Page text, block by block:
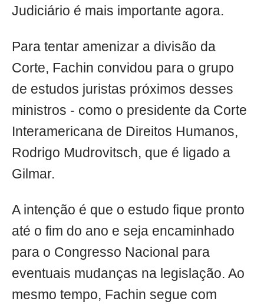
Judiciário é mais importante agora.
Para tentar amenizar a divisão da
Corte, Fachin convidou para o grupo
de estudos juristas próximos desses
ministros - como o presidente da Corte
Interamericana de Direitos Humanos,
Rodrigo Mudrovitsch, que é ligado a
Gilmar.
A intenção é que o estudo fique pronto
até o fim do ano e seja encaminhado
para o Congresso Nacional para
eventuais mudanças na legislação. Ao
mesmo tempo, Fachin segue com